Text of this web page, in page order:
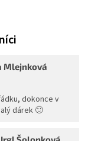
Mlejnková
obchodu je 5 z 5
dokonce v
dárek 🙂